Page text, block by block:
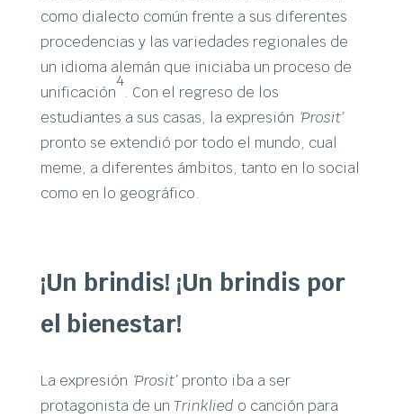
como dialecto común frente a sus diferentes
procedencias y las variedades regionales de
un idioma alemán que iniciaba un proceso de
unificación
4
. Con el regreso de los
estudiantes a sus casas, la expresión ‘Prosit’
pronto se extendió por todo el mundo, cual
meme, a diferentes ámbitos, tanto en lo social
como en lo geográfico.
¡Un brindis! ¡Un brindis por
el bienestar!
La expresión ‘Prosit’pronto iba a ser
protagonista de un Trinklied o canción para